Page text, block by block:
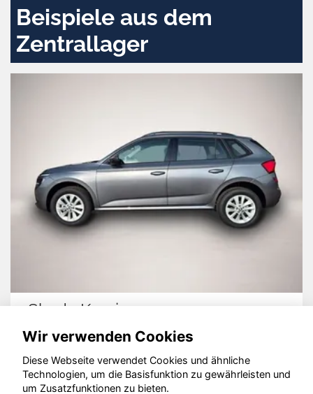
Beispiele aus dem
Zentrallager
Skoda Kamiq
© konjunkturmotor.de GmbH 2020 - 2026
Wir verwenden Cookies
Diese Webseite verwendet Cookies und ähnliche
Technologien, um die Basisfunktion zu gewährleisten und
um Zusatzfunktionen zu bieten.